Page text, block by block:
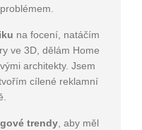
na focení, natáčím
ve 3D, dělám Home
architekty. Jsem
cílené reklamní
trendy, aby měl